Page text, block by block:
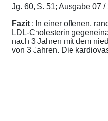
Jg. 60, S. 51; Ausgabe 07 /
Fazit : In einer offenen,
LDL-Cholesterin
nach 3 Jahren mit dem
von 3 Jahren. Die